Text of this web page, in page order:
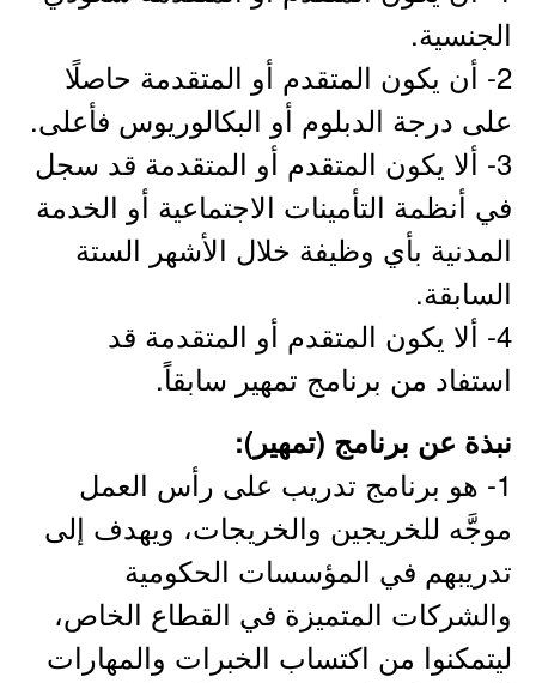
الجنسية.
2- أن يكون المتقدم أو المتقدمة حاصلًا
على درجة الدبلوم أو البكالوريوس فأعلى.
3- ألا يكون المتقدم أو المتقدمة قد سجل
في أنظمة التأمينات الاجتماعية أو الخدمة
المدنية بأي وظيفة خلال الأشهر الستة
السابقة.
4- ألا يكون المتقدم أو المتقدمة قد
استفاد من برنامج تمهير سابقاً.
نبذة عن برنامج (تمهير):
1- هو برنامج تدريب على رأس العمل
موجَّه للخريجين والخريجات، ويهدف إلى
تدريبهم في المؤسسات الحكومية
والشركات المتميزة في القطاع الخاص،
ليتمكنوا من اكتساب الخبرات والمهارات